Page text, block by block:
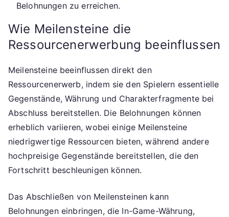
Belohnungen zu erreichen.
Wie Meilensteine die
Ressourcenerwerbung beeinflussen
Meilensteine beeinflussen direkt den
Ressourcenerwerb, indem sie den Spielern essentielle
Gegenstände, Währung und Charakterfragmente bei
Abschluss bereitstellen. Die Belohnungen können
erheblich variieren, wobei einige Meilensteine
niedrigwertige Ressourcen bieten, während andere
hochpreisige Gegenstände bereitstellen, die den
Fortschritt beschleunigen können.
Das Abschließen von Meilensteinen kann
Belohnungen einbringen, die In-Game-Währung,